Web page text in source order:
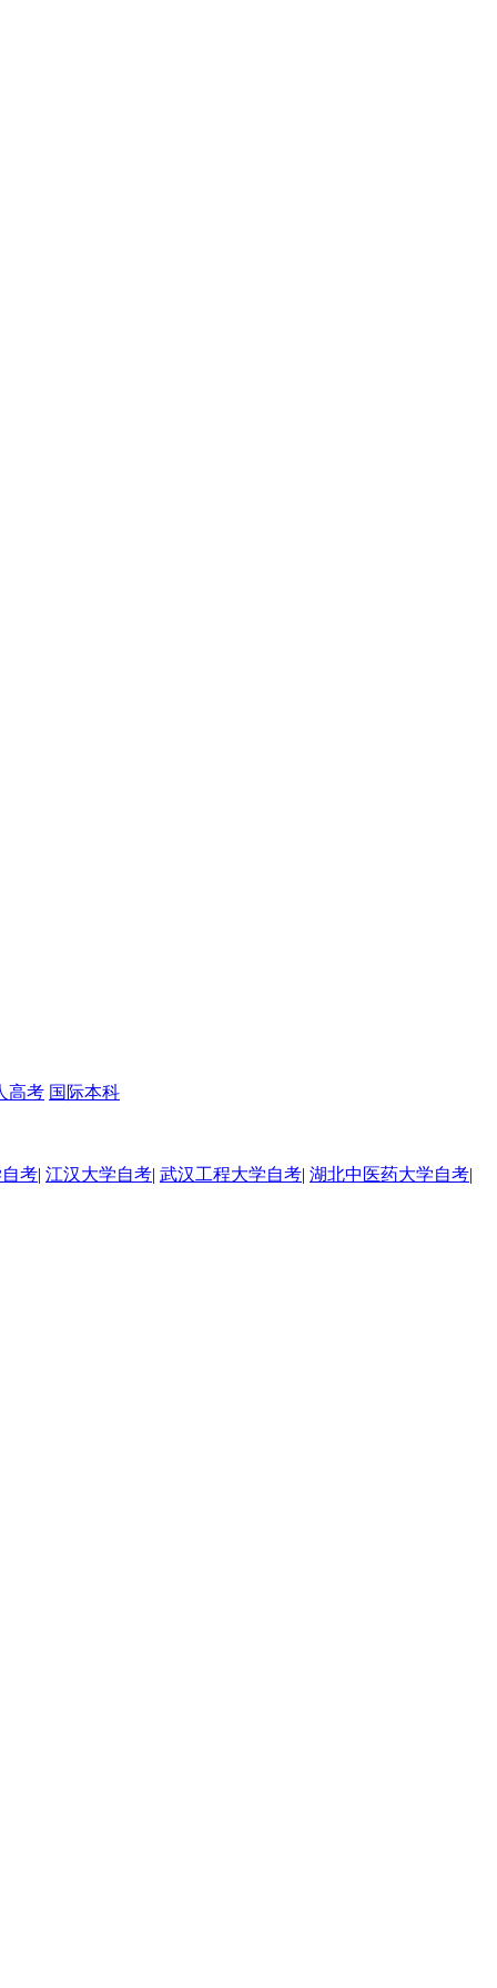
高考 国际本科
考| 江汉大学自考| 武汉工程大学自考| 湖北中医药大学自考|